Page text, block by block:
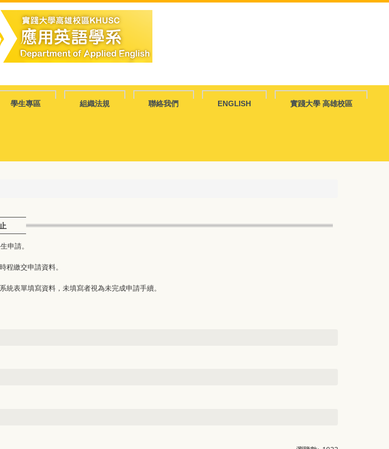
學生專區 組織法規 聯絡我們 ENGLISH 實踐大學 高雄校區
申請。
程繳交申請資料。
表單填寫資料，未填寫者視為未完成申請手續。